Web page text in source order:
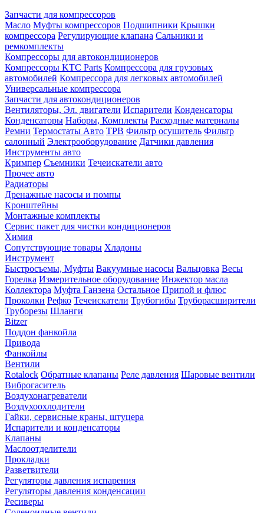
Запчасти для компрессоров
Масло Муфты компрессоров Подшипники Крышки
компрессора Регулирующие клапана Сальники и
ремкомплекты
Компрессоры для автокондиционеров
Компрессоры KTC Parts Компрессора для грузовых
автомобилей Компрессора для легковых автомобилей
Универсальные компрессора
Запчасти для автокондиционеров
Вентиляторы, Эл. двигатели Испарители Конденсаторы
Конденсаторы Наборы, Комплекты Расходные материалы
Ремни Термостаты Авто ТРВ Фильтр осушитель Фильтр
салонный Электрооборудование Датчики давления
Инструменты авто
Кримпер Съемники Течеискатели авто
Прочее авто
Радиаторы
Дренажные насосы и помпы
Кронштейны
Монтажные комплекты
Сервис пакет для чистки кондиционеров
Химия
Сопутствующие товары Хладоны
Инструмент
Быстросъемы, Муфты Вакуумные насосы Вальцовка Весы
Горелка Измерительное оборудование Инжектор масла
Коллектора Муфта Ганзена Остальное Припой и флюс
Проколки Рефко Течеискатели Трубогибы Труборасширители
Труборезы Шланги
Bitzer
Поддон фанкойла
Привода
Фанкойлы
Вентили
Rotalock Обратные клапаны Реле давления Шаровые вентили
Виброгаситель
Воздухонагреватели
Воздухоохлодители
Гайки, сервисные краны, штуцера
Испарители и конденсаторы
Клапаны
Маслоотделители
Прокладки
Разветвители
Регуляторы давления испарения
Регуляторы давления конденсации
Ресиверы